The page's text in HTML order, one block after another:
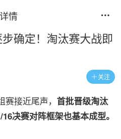
详情 
确定！淘汰赛大战即
关注
接近尾声， 首批晋级淘汰
决赛对阵框架也基本成型。